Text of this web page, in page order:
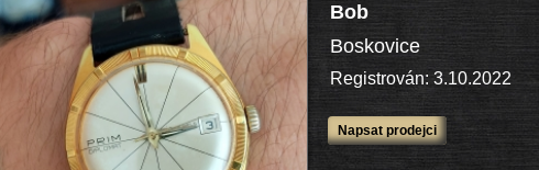
Bob
Boskovice
Registrován: 3.10.2022
Napsat prodejci